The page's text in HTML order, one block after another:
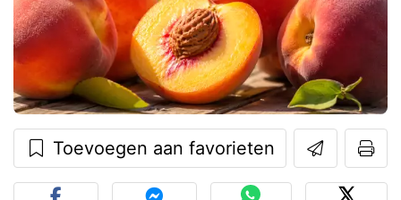
Toevoegen aan favorieten